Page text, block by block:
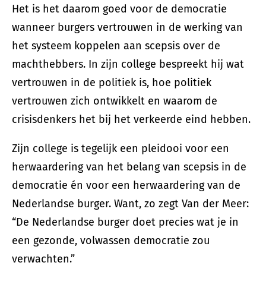
Het is het daarom goed voor de democratie
wanneer burgers vertrouwen in de werking van
het systeem koppelen aan scepsis over de
machthebbers. In zijn college bespreekt hij wat
vertrouwen in de politiek is, hoe politiek
vertrouwen zich ontwikkelt en waarom de
crisisdenkers het bij het verkeerde eind hebben.
Zijn college is tegelijk een pleidooi voor een
herwaardering van het belang van scepsis in de
democratie én voor een herwaardering van de
Nederlandse burger. Want, zo zegt Van der Meer:
“De Nederlandse burger doet precies wat je in
een gezonde, volwassen democratie zou
verwachten.”